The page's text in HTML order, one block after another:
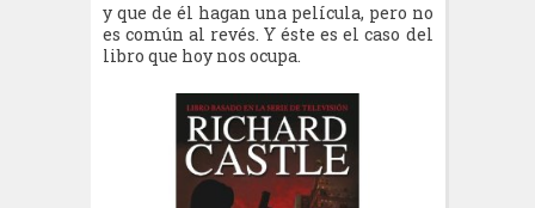
y que de él hagan una película, pero no
es común al revés. Y éste es el caso del
libro que hoy nos ocupa.